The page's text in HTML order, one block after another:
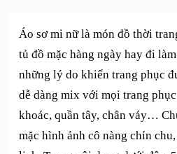
Áo sơ mi nữ là món đồ thời
tủ đồ mặc hàng ngày hay đi
những lý do khiến trang phục
dễ dàng mix với mọi trang
khoác, quần tây, chân váy…
mặc hình ảnh cô nàng chỉn